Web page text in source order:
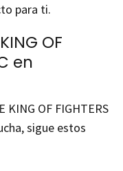
para ti.
OF
en
OF FIGHTERS
sigue estos